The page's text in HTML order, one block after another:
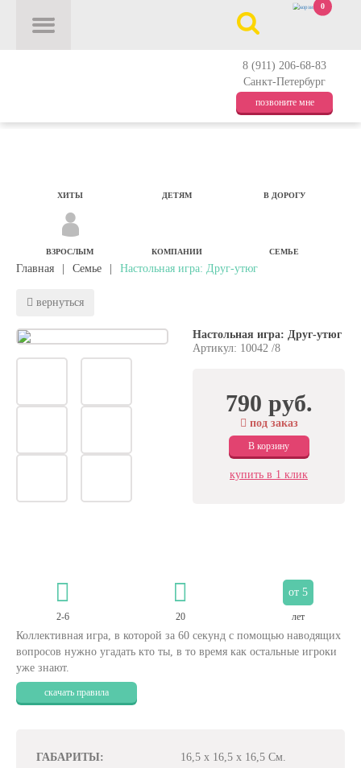
8 (911) 206-68-83
Санкт-Петербург
позвоните мне
0
ХИТЫ ДЕТЯМ В ДОРОГУ
ВЗРОСЛЫМ КОМПАНИИ СЕМЬЕ
Главная Семье Настольная игра: Друг-утюг
вернуться
Настольная игра: Друг-утюг
Артикул: 10042 /8
790 руб.
под заказ
В корзину
купить в 1 клик
2-6 20
от 5
лет
Коллективная игра, в которой за 60 секунд с помощью наводящих
вопросов нужно угадать кто ты, в то время как остальные игроки
уже знают.
скачать правила
ГАБАРИТЫ: 16,5 x 16,5 x 16,5 См.